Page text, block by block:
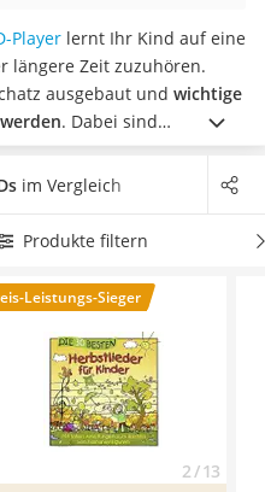
Player lernt Ihr Kind auf eine
längere Zeit zuzuhören.
ausgebaut und wichtige
. Dabei sind
Kleinsten eine Freude.
gängigen Online-Tests
unserer Produkttabelle
zu sorgen. Überzeugt hat
das ModellLena, Felix &
und
im Vergleich
Produkte filtern
Leistungs-Sieger
2 / 13